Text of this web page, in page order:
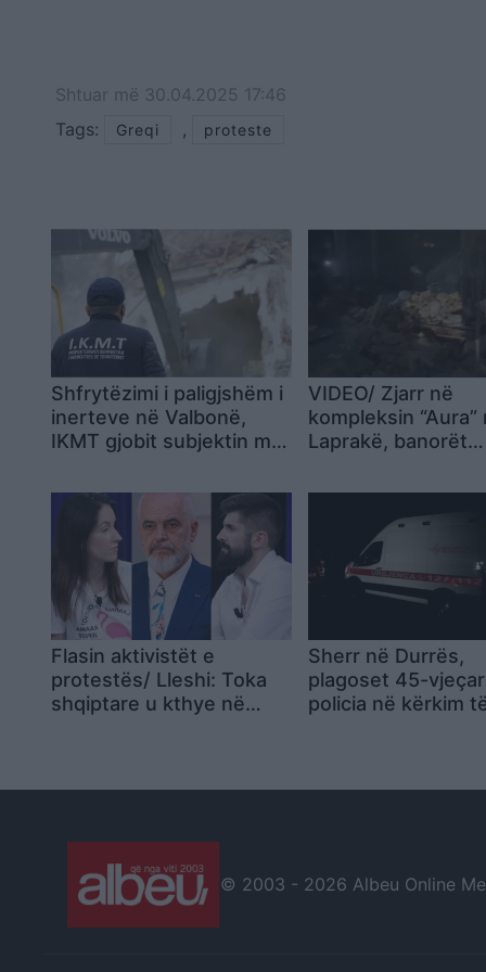
Shtuar më 30.04.2025 17:46
Tags:
Greqi , proteste
Shfrytëzimi i paligjshëm i
inerteve në Valbonë,
IKMT gjobit subjektin me
VIDEO/ Zjarr në
kompleksin “Aura”
Laprakë, banorët
erdhi një orë me
flakët i fikëm vetë
Flasin aktivistët e
protestës/ Lleshi: Toka
shqiptare u kthye në
Sherr në Durrës,
plagoset 45-
policia në kërkim
© 2003 - 2026 Albeu Online